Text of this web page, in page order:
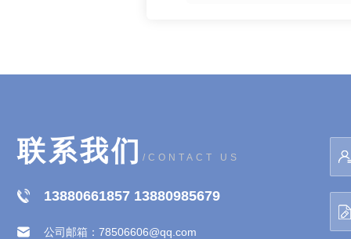
方。
联系我们 /CONTACT US
13880661857 13880985679
公司邮箱：78506606@qq.com